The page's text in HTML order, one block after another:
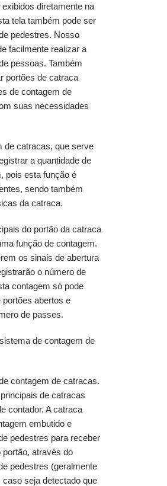
diretamente na
tela também pode ser
pedestres. Nosso
facilmente realizar a
pessoas. Também
portões de catraca
de contagem de
suas necessidades
de catracas, que serve
a quantidade de
pois esta função é
sendo também
da catraca.
do portão da catraca
função de contagem.
os sinais de abertura
o número de
contagem só pode
portões abertos e
de passes.
de contagem de
contagem de catracas.
de catracas
contador. A catraca
embutido e
pedestres para receber
portão, através do
pedestres (geralmente
seja detectado que